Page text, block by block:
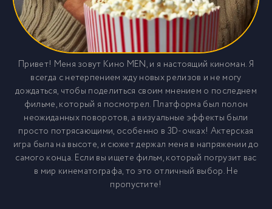
Привет! Меня зовут Кино MEN, и я настоящий киноман. Я
всегда с нетерпением жду новых релизов и не могу
дождаться, чтобы поделиться своим мнением о последнем
фильме, который я посмотрел. Платформа был полон
неожиданных поворотов, а визуальные эффекты были
просто потрясающими, особенно в 3D-очках! Актерская
игра была на высоте, и сюжет держал меня в напряжении до
самого конца. Если вы ищете фильм, который погрузит вас
в мир кинематографа, то это отличный выбор. Не
пропустите!